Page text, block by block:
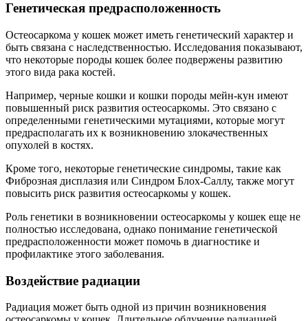
Генетическая предрасположенность
Остеосаркома у кошек может иметь генетический характер и
быть связана с наследственностью. Исследования показывают,
что некоторые породы кошек более подвержены развитию
этого вида рака костей.
Например, черные кошки и кошки породы мейн-кун имеют
повышенный риск развития остеосаркомы. Это связано с
определенными генетическими мутациями, которые могут
предрасполагать их к возникновению злокачественных
опухолей в костях.
Кроме того, некоторые генетические синдромы, такие как
Фиброзная дисплазия или Синдром Блох-Саллу, также могут
повысить риск развития остеосаркомы у кошек.
Роль генетики в возникновении остеосаркомы у кошек еще не
полностью исследована, однако понимание генетической
предрасположенности может помочь в диагностике и
профилактике этого заболевания.
Воздействие радиации
Радиация может быть одной из причин возникновения